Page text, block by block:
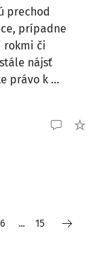
prechod
prípadne
rokmi či
nájsť
právo k ...
6 ... 15